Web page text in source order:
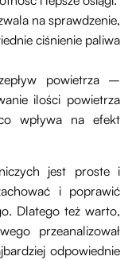
na sprawdzenie,
ciśnienie paliwa
powietrza –
ilości powietrza
wpływa na efekt
jest proste i
i poprawić
Dlatego też warto,
przeanalizował
odpowiednie